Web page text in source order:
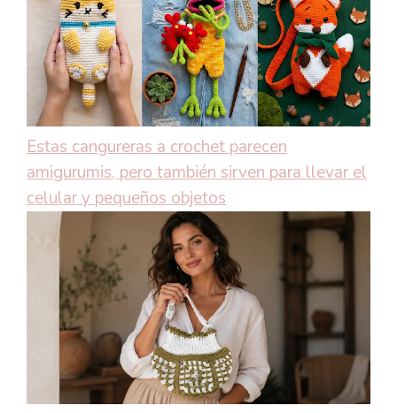
Estas cangureras a crochet parecen
amigurumis, pero también sirven para llevar el
celular y pequeños objetos